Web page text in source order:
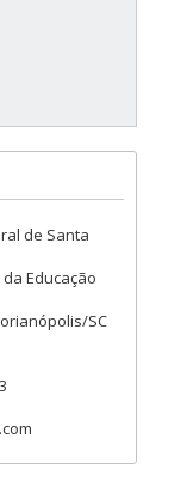
de Santa
Educação
SC